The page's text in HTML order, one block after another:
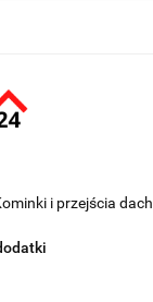
i przejścia